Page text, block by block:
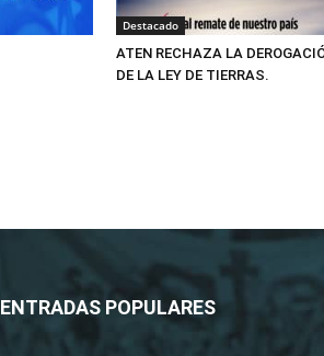
Destacado
ATEN RECHAZA LA
DE LA LEY DE TIERRAS.
ENTRADAS POPULARES